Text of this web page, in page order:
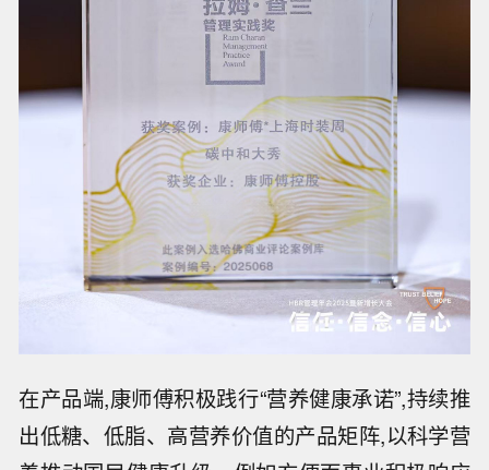
在产品端,康师傅积极践行“营养健康承诺”,持续推
出低糖、低脂、高营养价值的产品矩阵,以科学营